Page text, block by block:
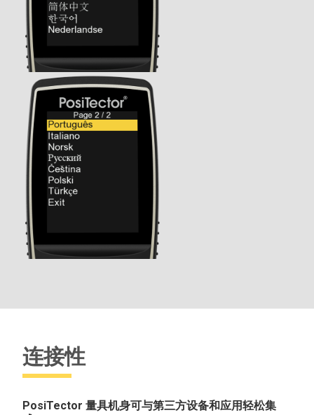
连接性
PosiTector 量具机身可与第三方设备和应用轻松集